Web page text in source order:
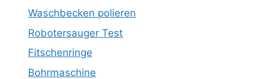
Waschbecken polieren
Robotersauger Test
Fitschenringe
Bohrmaschine